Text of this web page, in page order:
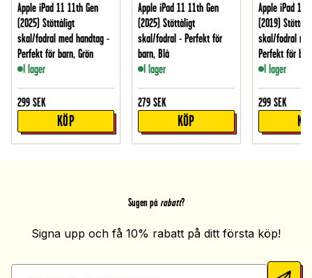
Apple iPad 11 11th Gen
(2025) Stöttåligt
skal/fodral med handtag -
Perfekt för barn, Grön
I lager
299 SEK
KÖP
Apple iPad 11 11th Gen
(2025) Stöttåligt
skal/fodral - Perfekt för
barn, Blå
I lager
279 SEK
KÖP
Apple iPad
(2019)
skal/fodral
Perfekt för
I lager
299 SEK
Sugen på rabatt?
Signa upp och få 10% rabatt på ditt första köp!